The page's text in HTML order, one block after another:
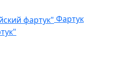
Фартук